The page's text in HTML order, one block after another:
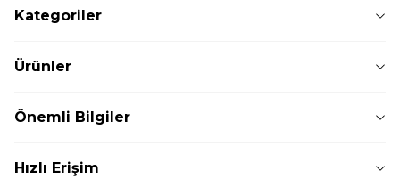
Kategoriler
Ürünler
Önemli Bilgiler
Hızlı Erişim